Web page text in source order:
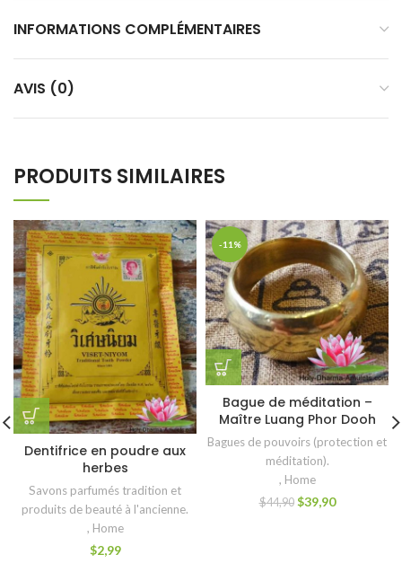
INFORMATIONS COMPLÉMENTAIRES
AVIS (0)
PRODUITS SIMILAIRES
Dentifrice en poudre aux
herbes
Savons parfumés tradition et
produits de beauté à l'ancienne.
, Home
$2,99
-11%
Bague de méditation –
Maître Luang Phor Dooh
Bagues de pouvoirs (protection et
méditation).
, Home
$44,90 $39,90